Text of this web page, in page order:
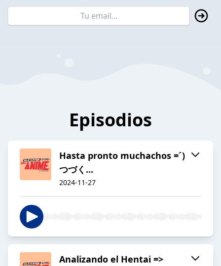
Episodios
Hasta pronto muchachos =´)
つづく...
2024-11-27
Analizando el Hentai =>